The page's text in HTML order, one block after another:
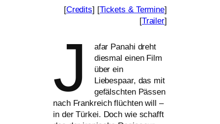
[Credits] [Tickets &Termine]
[Trailer]
J
afar Panahi dreht
dies­mal einen Film
über ein
Liebespaar, das mit
gefälsch­ten Pässen
nach Frankreich flüch­ten will –
in der Türkei. Doch wie schafft